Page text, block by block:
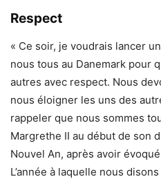
Respect
« Ce soir, je voudrais lancer
nous tous au Danemark pour
autres avec respect. Nous
nous éloigner les uns des
rappeler que nous sommes
Margrethe II au début de son
Nouvel An, après avoir
L’année à laquelle nous